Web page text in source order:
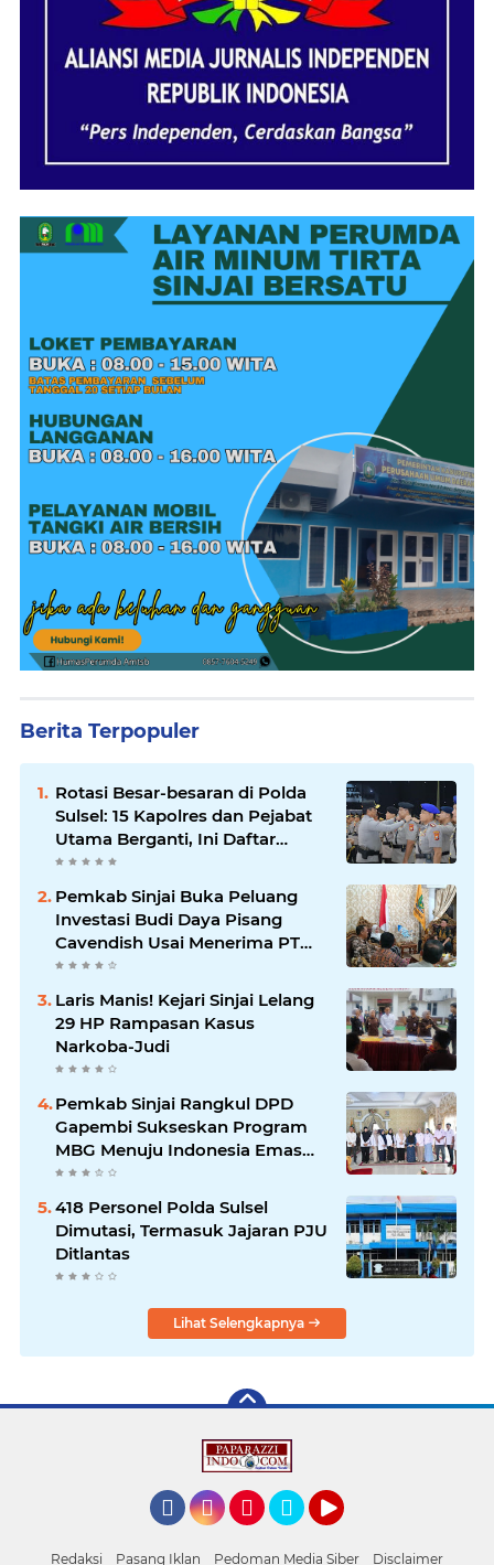
Berita Terpopuler
Rotasi Besar-besaran di Polda
Sulsel: 15 Kapolres dan Pejabat
Utama Berganti, Ini Daftar
Lengkapnya
Pemkab Sinjai Buka Peluang
Investasi Budi Daya Pisang
Cavendish Usai Menerima PT
GGF
Laris Manis! Kejari Sinjai Lelang
29 HP Rampasan Kasus
Narkoba-Judi
Pemkab Sinjai Rangkul DPD
Gapembi Sukseskan Program
MBG Menuju Indonesia Emas
2045
418 Personel Polda Sulsel
Dimutasi, Termasuk Jajaran PJU
Ditlantas
Lihat Selengkapnya
Redaksi Pasang Iklan Pedoman Media Siber Disclaimer